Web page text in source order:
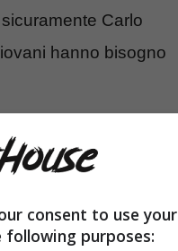
Carlo
hanno bisogno
consent to use your
purposes: